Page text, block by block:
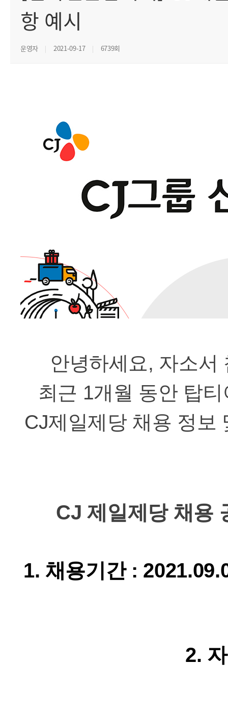
항 예시
운영자 2021-09-17 6739회
안녕하세요, 자소서
최근 1개월 동안 탑
CJ제일제당 채용 정보
CJ 제일제당 채용
1. 채용기간 :
2.